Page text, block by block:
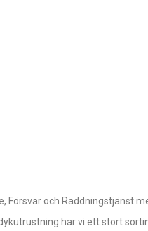
Försvar och Räddningstjänst
har vi ett stort